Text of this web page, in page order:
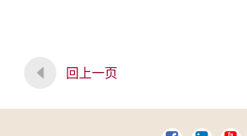
回上一页